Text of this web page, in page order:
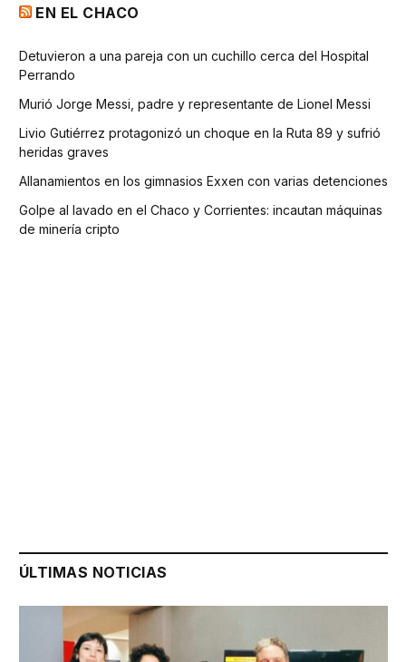
EN EL CHACO
Detuvieron a una pareja con un cuchillo cerca del Hospital
Perrando
Murió Jorge Messi, padre y representante de Lionel Messi
Livio Gutiérrez protagonizó un choque en la Ruta 89 y sufrió
heridas graves
Allanamientos en los gimnasios Exxen con varias detenciones
Golpe al lavado en el Chaco y Corrientes: incautan máquinas
de minería cripto
ÚLTIMAS NOTICIAS